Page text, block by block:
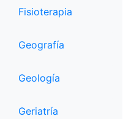
Fisioterapia
Geografía
Geología
Geriatría